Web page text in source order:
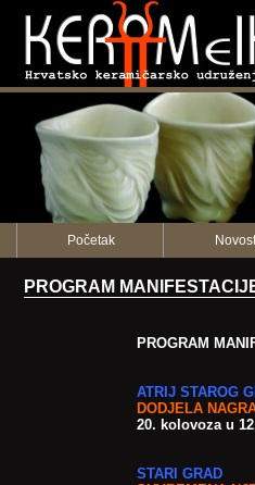
Početak
PROGRAM
PROGRAM
ATRIJ STAROG
DODJELA
20. kolovoza u
STARI GRAD